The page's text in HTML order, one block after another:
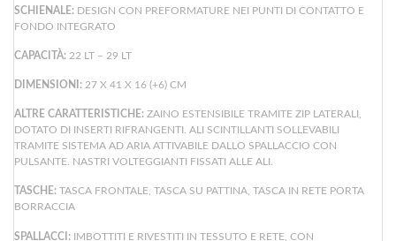
SCHIENALE: DESIGN CON PREFORMATURE NEI PUNTI DI CONTATTO E
FONDO INTEGRATO
CAPACITÀ: 22 LT – 29 LT
DIMENSIONI: 27 X 41 X 16 (+6) CM
ALTRE CARATTERISTICHE: ZAINO ESTENSIBILE TRAMITE ZIP LATERALI,
DOTATO DI INSERTI RIFRANGENTI. ALI SCINTILLANTI SOLLEVABILI
TRAMITE SISTEMA AD ARIA ATTIVABILE DALLO SPALLACCIO CON
PULSANTE. NASTRI VOLTEGGIANTI FISSATI ALLE ALI.
TASCHE: TASCA FRONTALE, TASCA SU PATTINA, TASCA IN RETE PORTA
BORRACCIA
SPALLACCI: IMBOTTITI E RIVESTITI IN TESSUTO E RETE, CON